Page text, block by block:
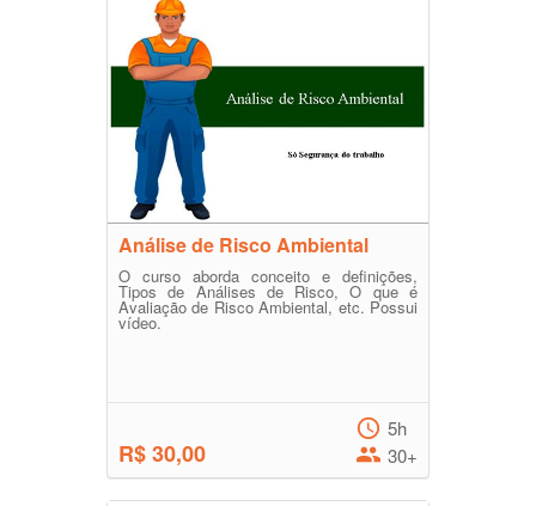
Análise de Risco Ambiental
O curso aborda conceito e definições,
Tipos de Análises de Risco, O que é
Avaliação de Risco Ambiental, etc. Possui
vídeo.
R$ 30,00
5h
30+